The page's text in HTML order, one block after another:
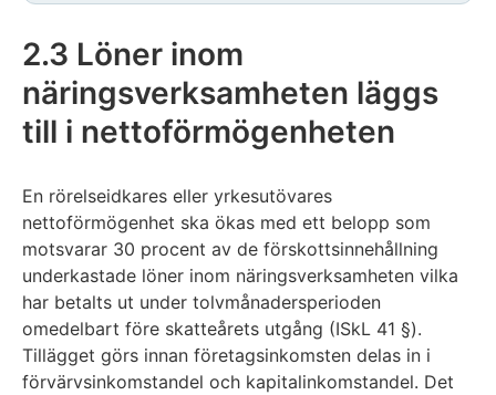
2.3 Löner inom
näringsverksamheten läggs
till i nettoförmögenheten
En rörelseidkares eller yrkesutövares
nettoförmögenhet ska ökas med ett belopp som
motsvarar 30 procent av de förskottsinnehållning
underkastade löner inom näringsverksamheten vilka
har betalts ut under tolvmånadersperioden
omedelbart före skatteårets utgång (ISkL 41 §).
Tillägget görs innan företagsinkomsten delas in i
förvärvsinkomstandel och kapitalinkomstandel. Det